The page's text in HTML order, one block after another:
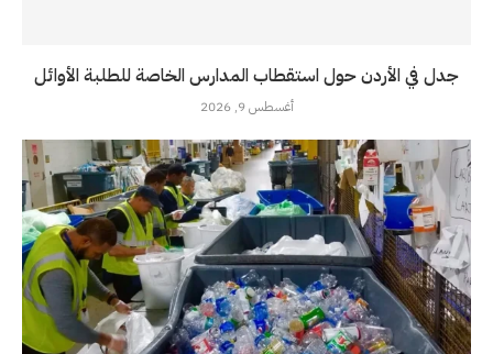
جدل في الأردن حول استقطاب المدارس الخاصة للطلبة الأوائل
أغسطس 9, 2026